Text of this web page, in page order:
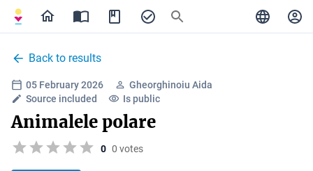
Back to results
05 February 2026
Gheorghinoiu Aida
Source included
Is public
Animalele polare
0 0 votes